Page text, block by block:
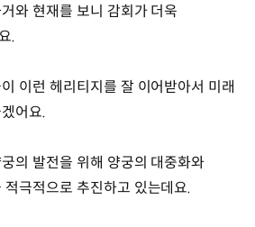
와 현재를 보니 감회가 더욱
.
이런 헤리티지를 잘 이어받아서 미래
어요.
의 발전을 위해 양궁의 대중화와
극적으로 추진하고 있는데요.